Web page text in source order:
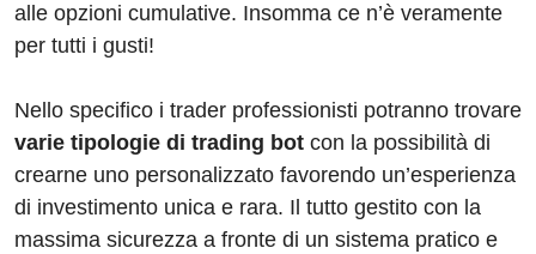
alle opzioni cumulative. Insomma ce n’è veramente
per tutti i gusti!
Nello specifico i trader professionisti potranno trovare
varie tipologie di trading bot con la possibilità di
crearne uno personalizzato favorendo un’esperienza
di investimento unica e rara. Il tutto gestito con la
massima sicurezza a fronte di un sistema pratico e